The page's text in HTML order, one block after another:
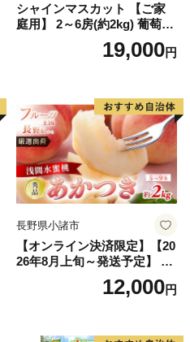
シャインマスカット 【ご家
庭用】 2～6房(約2kg) 葡萄 ぶ
どう ブドウ フルーツ 果物 く
だもの 果実 旬の果物 旬のフ
19,000円
長野県小諸市
【オンライン決済限定】【20
26年8月上旬～発送予定】 先
行予約 「浅間水蜜桃プレミ
アム」 もも あかつき 秀品 約
果肉 長野県産 小諸市
12,000円